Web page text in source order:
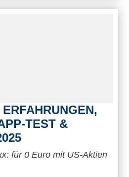
TEST &
für 0 Euro mit US-Aktien